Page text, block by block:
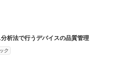
析法で行うデバイスの品質管理
ク